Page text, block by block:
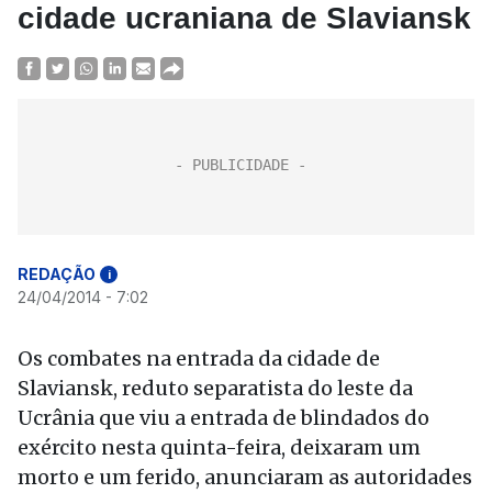
cidade ucraniana de Slaviansk
REDAÇÃO i
24/04/2014 - 7:02
Os combates na entrada da cidade de
Slaviansk, reduto separatista do leste da
Ucrânia que viu a entrada de blindados do
exército nesta quinta-feira, deixaram um
morto e um ferido, anunciaram as autoridades